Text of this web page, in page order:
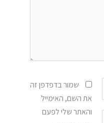
שמור בדפדפן זה
את השם, האימייל
והאתר שלי לפעם